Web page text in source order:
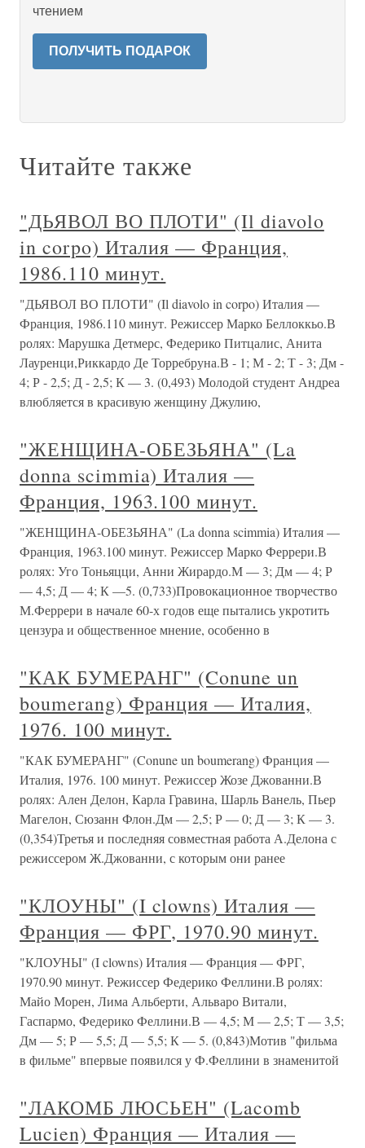
чтением
ПОЛУЧИТЬ ПОДАРОК
Читайте также
"ДЬЯВОЛ ВО ПЛОТИ" (Il diavolo
in corpo) Италия — Франция,
1986.110 минут.
"ДЬЯВОЛ ВО ПЛОТИ" (Il diavolo in corpo) Италия —
Франция, 1986.110 минут. Режиссер Марко Беллоккьо.В
ролях: Марушка Детмерс, Федерико Питцалис, Анита
Лауренци,Риккардо Де Торребруна.В - 1; М - 2; Т - 3; Дм -
4; Р - 2,5; Д - 2,5; К — 3. (0,493) Молодой студент Андреа
влюбляется в красивую женщину Джулию,
"ЖЕНЩИНА-ОБЕЗЬЯНА" (La
donna scimmia) Италия —
Франция, 1963.100 минут.
"ЖЕНЩИНА-ОБЕЗЬЯНА" (La donna scimmia) Италия —
Франция, 1963.100 минут. Режиссер Марко Феррери.В
ролях: Уго Тоньяцци, Анни Жирардо.М — 3; Дм — 4; Р
— 4,5; Д — 4; К —5. (0,733)Провокационное творчество
М.Феррери в начале 60-х годов еще пытались укротить
цензура и общественное мнение, особенно в
"КАК БУМЕРАНГ" (Conune un
boumerang) Франция — Италия,
1976. 100 минут.
"КАК БУМЕРАНГ" (Conune un boumerang) Франция —
Италия, 1976. 100 минут. Режиссер Жозе Джованни.В
ролях: Ален Делон, Карла Гравина, Шарль Ванель, Пьер
Магелон, Сюзанн Флон.Дм — 2,5; Р — 0; Д — 3; К — 3.
(0,354)Третья и последняя совместная работа А.Делона с
режиссером Ж.Джованни, с которым они ранее
"КЛОУНЫ" (I clowns) Италия —
Франция — ФРГ, 1970.90 минут.
"КЛОУНЫ" (I clowns) Италия — Франция — ФРГ,
1970.90 минут. Режиссер Федерико Феллини.В ролях:
Майо Морен, Лима Альберти, Альваро Витали,
Гаспармо, Федерико Феллини.В — 4,5; М — 2,5; Т — 3,5;
Дм — 5; Р — 5,5; Д — 5,5; К — 5. (0,843)Мотив "фильма
в фильме" впервые появился у Ф.Феллини в знаменитой
"ЛАКОМБ ЛЮСЬЕН" (Lacomb
Lucien) Франция — Италия —